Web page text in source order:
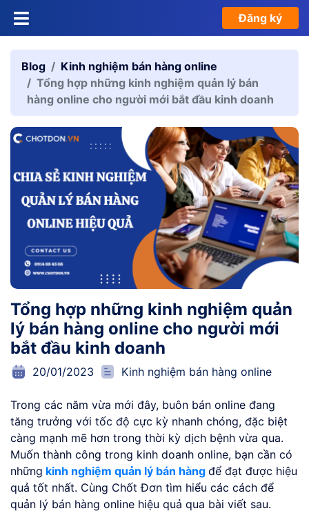
Đăng ký
Blog
Kinh nghiệm bán hàng online
Tổng hợp những kinh nghiệm quản lý bán
hàng online cho người mới bắt đầu kinh doanh
Tổng hợp những kinh nghiệm quản
lý bán hàng online cho người mới
bắt đầu kinh doanh
20/01/2023 Kinh nghiệm bán hàng online
Trong các năm vừa mới đây, buôn bán online đang
tăng trưởng với tốc độ cực kỳ nhanh chóng, đặc biệt
càng mạnh mẽ hơn trong thời kỳ dịch bệnh vừa qua.
Muốn thành công trong kinh doanh online, bạn cần có
những kinh nghiệm quản lý bán hàng để đạt được hiệu
quả tốt nhất. Cùng Chốt Đơn tìm hiểu các cách để
quản lý bán hàng online hiệu quả qua bài viết sau.